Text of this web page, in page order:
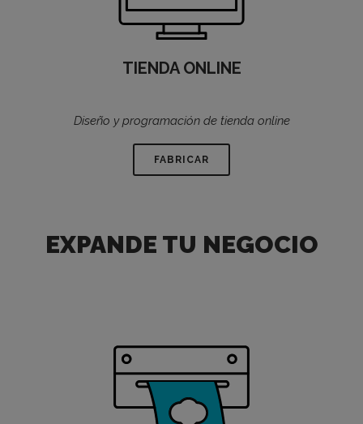
TIENDA ONLINE
Diseño y programación de tienda online
FABRICAR
EXPANDE TU NEGOCIO